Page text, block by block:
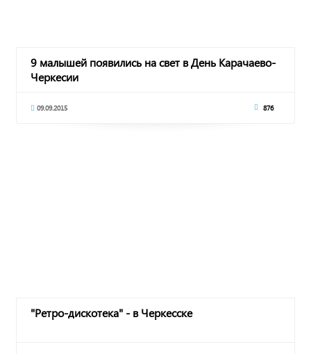
9 малышей появились на свет в День Карачаево-
Черкесии
09.09.2015 876
"Ретро-дискотека" - в Черкесске